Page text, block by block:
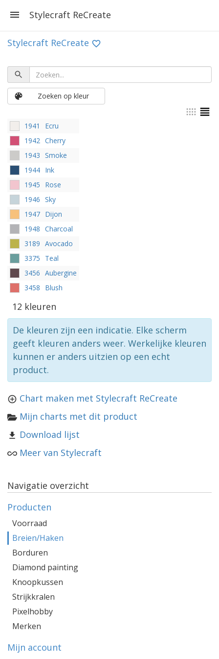
Stylecraft ReCreate
Stylecraft ReCreate
Zoeken op kleur
1941
Ecru
1942 Cherry
1943 Smoke
1944 Ink
1945
Rose
1946 Sky
1947 Dijon
1948 Charcoal
3189 Avocado
3375
Teal
3456 Aubergine
3458
Blush
12 kleuren
De kleuren zijn een indicatie. Elke scherm
geeft kleuren anders weer. Werkelijke kleuren
kunnen er anders uitzien op een echt
product.
Chart maken met Stylecraft ReCreate
Mijn charts met dit product
Download lijst
Meer van Stylecraft
Navigatie overzicht
Producten
Voorraad
Breien/Haken
Borduren
Diamond painting
Knoopkussen
Strijkkralen
Pixelhobby
Merken
Mijn account